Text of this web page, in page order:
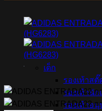
เด็ก
รองเท้าสตั๊
รองเท้านัก
รองเท้าอนุ